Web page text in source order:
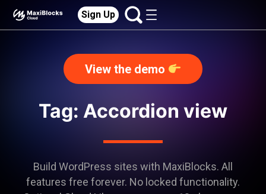
Sign Up
View the demo
Tag: Accordion view
Build WordPress sites with MaxiBlocks. All
features free forever. No locked functionality.